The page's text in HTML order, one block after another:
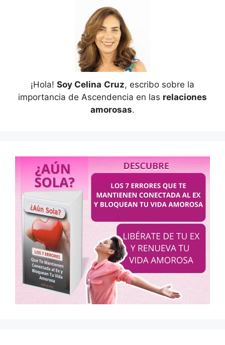
¡Hola! Soy Celina Cruz, escribo sobre la
importancia de Ascendencia en las relaciones
amorosas.